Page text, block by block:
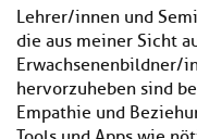
Lehrer/innen und
die aus meiner Sicht
Erwachsenenbildner/
hervorzuheben sind
Empathie und